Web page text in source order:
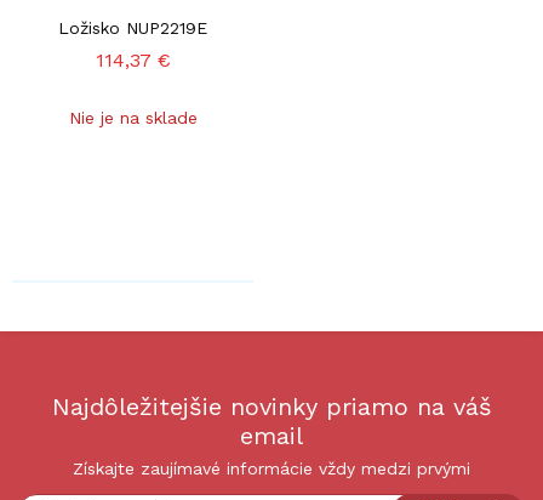
Ložisko NUP2219E
114,37 €
Nie je na sklade
Najdôležitejšie novinky priamo na váš
email
Získajte zaujímavé informácie vždy medzi prvými